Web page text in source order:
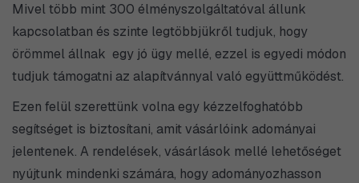
Mivel több mint 300 élményszolgáltatóval állunk
kapcsolatban és szinte legtöbbjükről tudjuk, hogy
örömmel állnak egy jó ügy mellé, ezzel is egyedi módon
tudjuk támogatni az alapítvánnyal való együttműködést.
Ezen felül szerettünk volna egy kézzelfoghatóbb
segítséget is biztosítani, amit vásárlóink adományai
jelentenek. A rendelések, vásárlások mellé lehetőséget
nyújtunk mindenki számára, hogy adományozhasson